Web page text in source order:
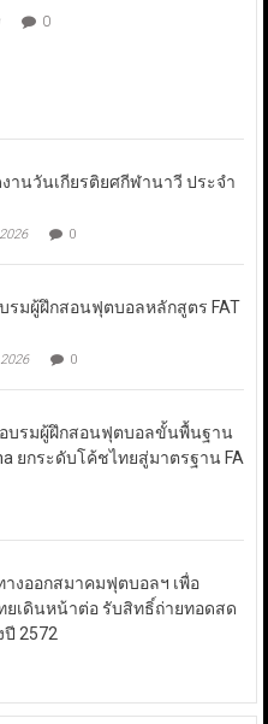
0
งานวันเกียรติยศกีฬานาวี ประจำ
0
บรมผู้ฝึกสอนฟุตบอลหลักสูตร FAT
0
อบรมผู้ฝึกสอนฟุตบอลขั้นพื้นฐาน
ยกระดับโค้ชไทยสู่มาตรฐาน FA
งออกสมาคมฟุตบอลฯ เพื่อ
ยเดินหน้าต่อ รับสิทธิ์ถ่ายทอดสด
2572